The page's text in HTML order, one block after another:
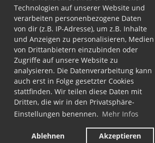
Technologien auf unserer Website und
verarbeiten personenbezogene Daten
von dir (z.B. IP-Adresse), um z.B. Inhalte
und Anzeigen zu personalisieren, Medien
von Drittanbietern einzubinden oder
Zugriffe auf unsere Website zu
analysieren. Die Datenverarbeitung kann
auch erst in Folge gesetzter Cookies
stattfinden. Wir teilen diese Daten mit
Dritten, die wir in den Privatsphäre-
Einstellungen benennen. Mehr Infos
Ablehnen Akzeptieren